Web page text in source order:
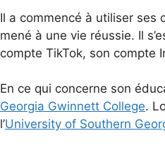
Il a commencé à utiliser ses
mené à une vie réussie. Il
compte TikTok, son compte
En ce qui concerne son
Georgia Gwinnett College.
l’University of Southern